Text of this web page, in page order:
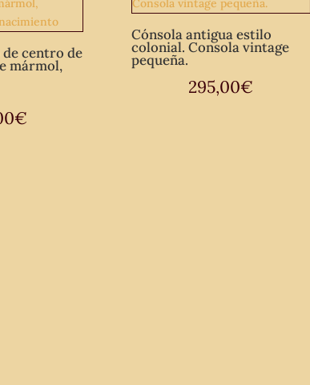
centro de
mármol,
€
Cónsola antigua estilo
colonial. Consola vintage
pequeña.
295,00€